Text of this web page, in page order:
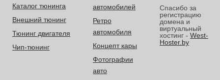
Каталог тюнинга
Внешний тюнинг
Тюнинг двигателя
Чип-тюнинг
автомобилей
Ретро
автомобиля
Концепт кары
Фотографии
авто
Спасибо за
регистрацию
домена и
виртуальный
хостинг - West-
Hoster.by